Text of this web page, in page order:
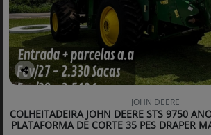
Co
arti
lhe
JOHN DEERE
COLHEITADEIRA JOHN DEERE STS 9750
PLATAFORMA DE CORTE 35 PES DRAPER